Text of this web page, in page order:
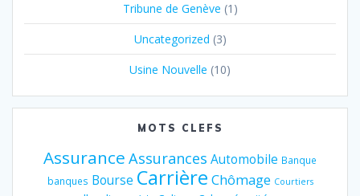
Tribune de Genève (1)
Uncategorized (3)
Usine Nouvelle (10)
MOTS CLEFS
Assurance Assurances Automobile Banque
banques Bourse Carrière Chômage Courtiers